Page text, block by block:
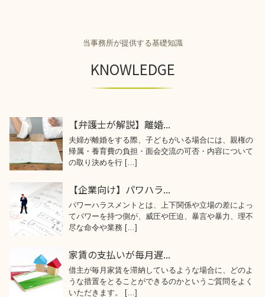
当事務所が提供する基礎知識
KNOWLEDGE
【弁護士が解説】離婚...
夫婦が離婚をする際、子どもがいる場合には、親権の
帰属・養育費の負担・面会交流の可否・内容について
の取り決めを行 […]
【企業向け】パワハラ...
パワーハラスメントとは、上下関係や立場の差によっ
てパワーを持つ側が、威圧や圧迫、暴言や暴力、理不
尽な命令や業務 […]
家賃の支払いが毎月遅...
借主が毎月家賃を滞納しているような場合に、どのよ
うな措置をとることができるのかというご質問をよく
いただきます。 […]